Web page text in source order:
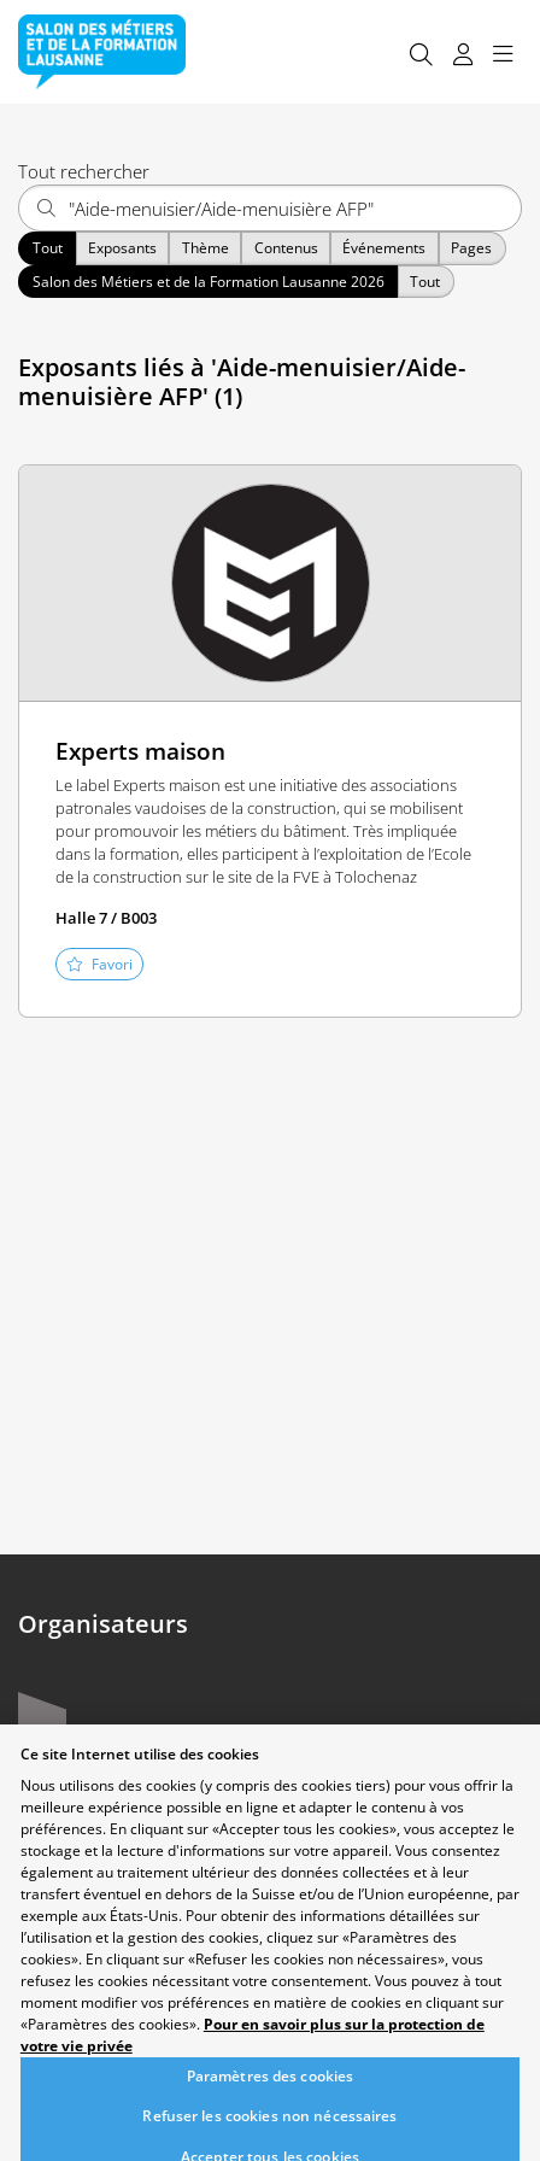
Tout rechercher
Tout Exposants Thème Contenus Événements
Pages
Salon des Métiers et de la Formation Lausanne 2026
Tout
Exposants liés à 'Aide-menuisier/Aide-
menuisière AFP' (1)
Experts maison
Le label Experts maison est une initiative des associations
patronales vaudoises de la construction, qui se mobilisent
pour promouvoir les métiers du bâtiment. Très impliquée
dans la formation, elles participent à l’exploitation de l’Ecole
de la construction sur le site de la FVE à Tolochenaz
Halle 7 / B003
Favori
Organisateurs
Protection des données
Disclaimer
Contact
Paramètres des cookies
Développement durable
Salon
Domaines professionnels
Ce site Internet utilise des cookies
Nous utilisons des cookies (y compris des cookies tiers) pour vous offrir la
meilleure expérience possible en ligne et adapter le contenu à vos
préférences. En cliquant sur «Accepter tous les cookies», vous acceptez le
stockage et la lecture d'informations sur votre appareil. Vous consentez
également au traitement ultérieur des données collectées et à leur
transfert éventuel en dehors de la Suisse et/ou de l’Union européenne, par
exemple aux États-Unis. Pour obtenir des informations détaillées sur
l’utilisation et la gestion des cookies, cliquez sur «Paramètres des
cookies». En cliquant sur «Refuser les cookies non nécessaires», vous
refusez les cookies nécessitant votre consentement. Vous pouvez à tout
moment modifier vos préférences en matière de cookies en cliquant sur
«Paramètres des cookies». Pour en savoir plus sur la protection de
votre vie privée
Paramètres des cookies
Refuser les cookies non nécessaires
Accepter tous les cookies